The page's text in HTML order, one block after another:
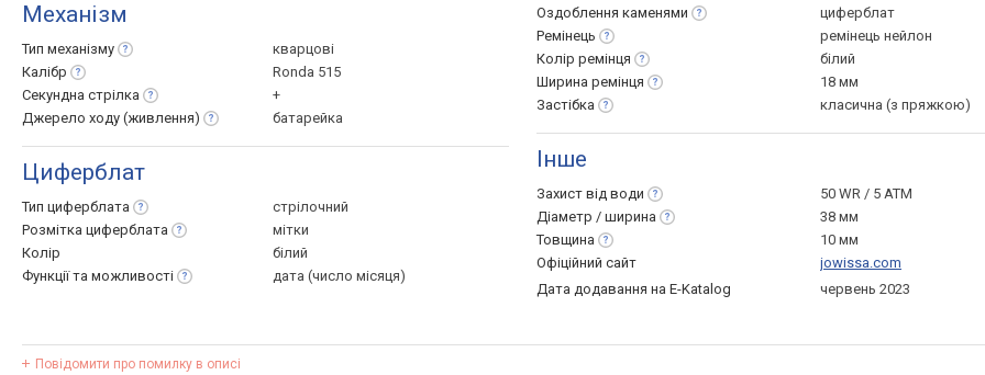
Механізм
Тип механізму
кварцові
Калібр
Ronda 515
Секундна стрілка
+
Джерело ходу (живлення) батарейка
Циферблат
Тип циферблата
стрілочний
Розмітка циферблата
мітки
Колір
білий
Функції та можливості дата (число місяця)
Оздоблення каменями
циферблат
Ремінець
ремінець нейлон
Колір ремінця
білий
Ширина ремінця
18 мм
Застібка
класична (з пряжкою)
Інше
Захист від води
50 WR / 5 ATM
Діаметр / ширина
38 мм
Товщина
10 мм
Офіційний сайт
jowissa.com
Дата додавання на E-Katalog
червень 2023
Повідомити про помилку в описі